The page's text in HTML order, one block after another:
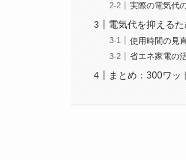
実際の電気代
電気代を抑える
使用時間の見
省エネ家電の
まとめ：300ワッ